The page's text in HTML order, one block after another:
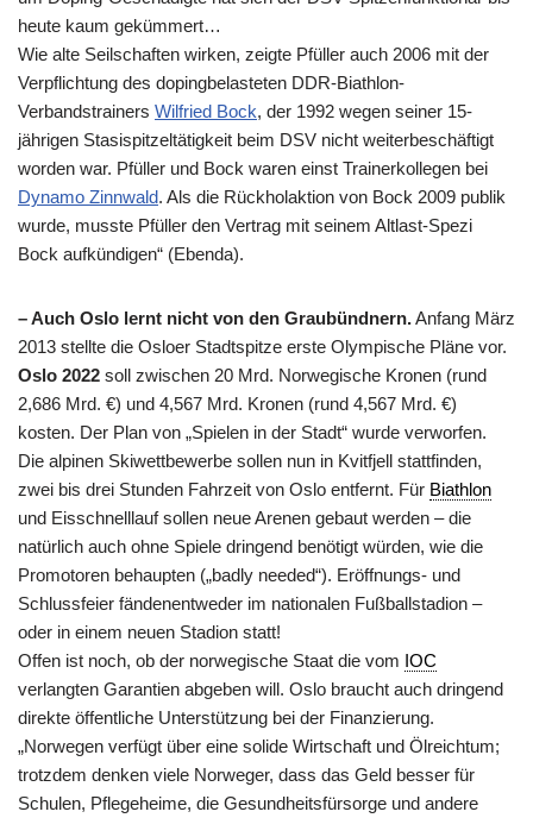
heute kaum gekümmert…
Wie alte Seilschaften wirken, zeigte Pfüller auch 2006 mit der
Verpflichtung des dopingbelasteten DDR-Biathlon-
Verbandstrainers Wilfried Bock, der 1992 wegen seiner 15-
jährigen Stasispitzeltätigkeit beim DSV nicht weiterbeschäftigt
worden war. Pfüller und Bock waren einst Trainerkollegen bei
Dynamo Zinnwald. Als die Rückholaktion von Bock 2009 publik
wurde, musste Pfüller den Vertrag mit seinem Altlast-Spezi
Bock aufkündigen“ (Ebenda).
– Auch Oslo lernt nicht von den Graubündnern.Anfang März
2013 stellte die Osloer Stadtspitze erste Olympische Pläne vor.
Oslo 2022 soll zwischen 20 Mrd. Norwegische Kronen (rund
2,686 Mrd. €) und 4,567 Mrd. Kronen (rund 4,567 Mrd. €)
kosten. Der Plan von „Spielen in der Stadt“ wurde verworfen.
Die alpinen Skiwettbewerbe sollen nun in Kvitfjell stattfinden,
zwei bis drei Stunden Fahrzeit von Oslo entfernt. Für Biathlon
und Eisschnelllauf sollen neue Arenen gebaut werden – die
natürlich auch ohne Spiele dringend benötigt würden, wie die
Promotoren behaupten („badly needed“). Eröffnungs- und
Schlussfeier fändenentweder im nationalen Fußballstadion –
oder in einem neuen Stadion statt!
Offen ist noch, ob der norwegische Staat die vom IOC
verlangten Garantien abgeben will. Oslo braucht auch dringend
direkte öffentliche Unterstützung bei der Finanzierung.
„Norwegen verfügt über eine solide Wirtschaft und Ölreichtum;
trotzdem denken viele Norweger, dass das Geld besser für
Schulen, Pflegeheime, die Gesundheitsfürsorge und andere